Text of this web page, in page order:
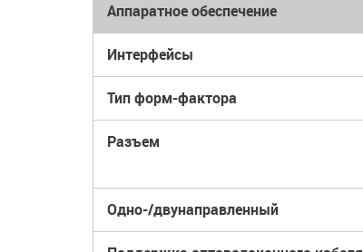
Аппаратное обеспечение
Интерфейсы
Тип форм-фактора
Разъем
Одно-/двунаправленный